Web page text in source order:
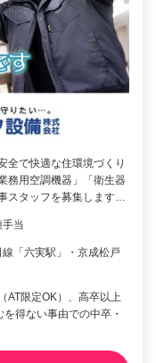
全で快適な住環境づくり
務用空調機器」「衛生器
スタッフを募集します…
当
「六実駅」・京成松戸
AT限定OK）、高卒以上
得ない事由での中卒・